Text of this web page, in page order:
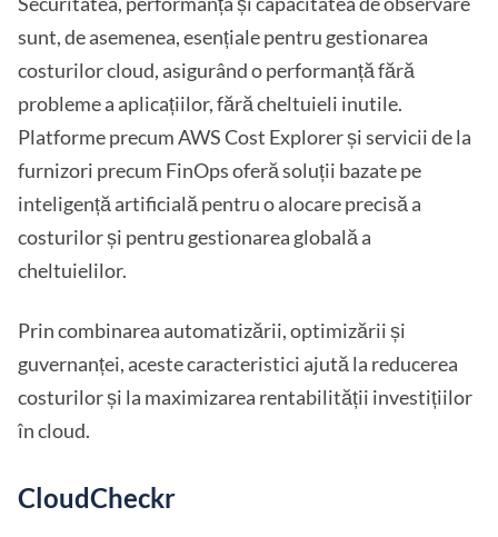
sunt, de asemenea, esențiale pentru gestionarea
costurilor cloud, asigurând o performanță fără
probleme a aplicațiilor, fără cheltuieli inutile.
Platforme precum AWS Cost Explorer și servicii de la
furnizori precum FinOps oferă soluții bazate pe
inteligență artificială pentru o alocare precisă a
costurilor și pentru gestionarea globală a
cheltuielilor.
Prin combinarea automatizării, optimizării și
guvernanței, aceste caracteristici ajută la reducerea
costurilor și la maximizarea rentabilității investițiilor
în cloud.
CloudCheckr